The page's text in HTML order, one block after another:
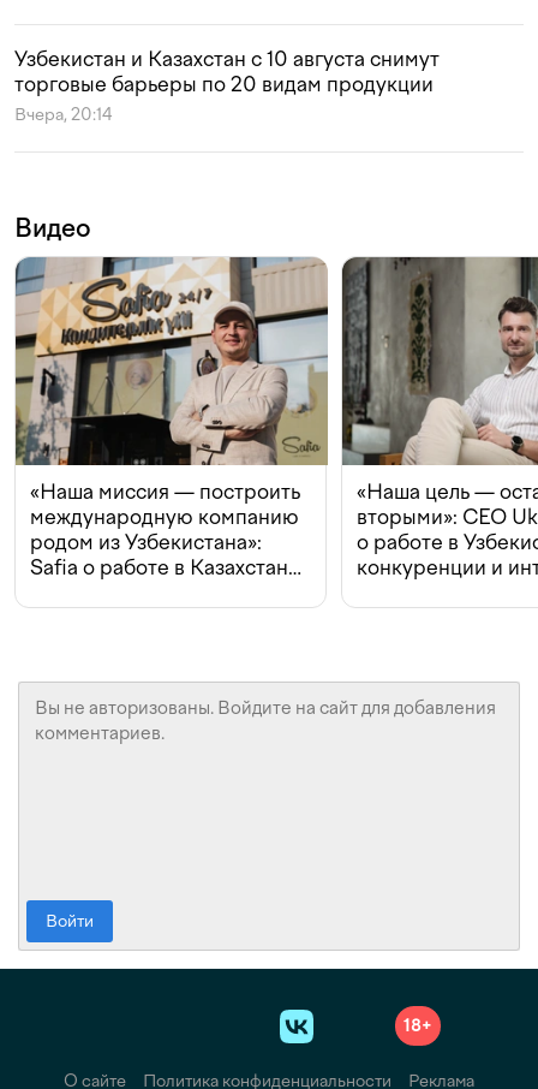
Узбекистан и Казахстан с 10 августа снимут
торговые барьеры по 20 видам продукции
Вчера, 20:14
Видео
«Наша миссия — построить
международную компанию
родом из Узбекистана»:
Safia о работе в Казахстане,
«Наша цель —
вторыми»: CEO
о работе в
конкуренции и
Войти
18+
О сайте Политика конфиденциальности Реклама